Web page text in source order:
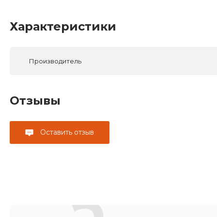
Характеристики
Производитель
Отзывы
Оставить отзыв